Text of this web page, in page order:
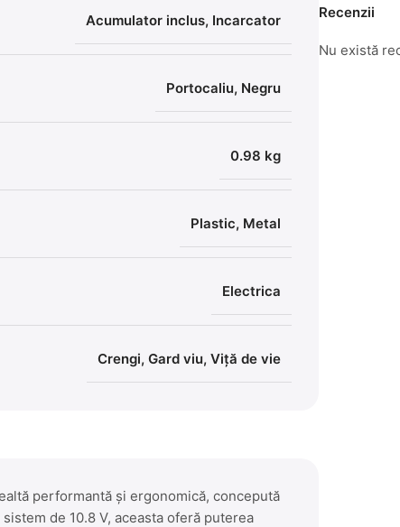
Acumulator inclus, Incarcator
Portocaliu, Negru
0.98 kg
Plastic, Metal
Electrica
Crengi, Gard viu, Viță de vie
performantă și ergonomică, concepută
de 10.8 V, aceasta oferă puterea
Recenzii
Nu există